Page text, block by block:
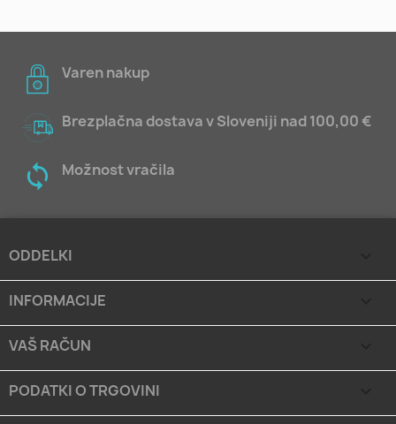
Varen nakup
Brezplačna dostava v Sloveniji nad 100,00 €
Možnost vračila
ODDELKI
INFORMACIJE
VAŠ RAČUN
PODATKI O TRGOVINI